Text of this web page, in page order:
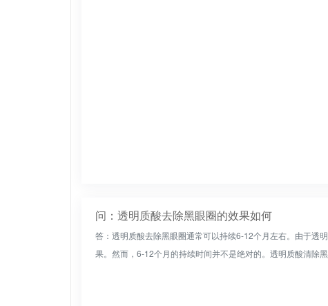
问：透明质酸去除黑眼圈的效果如何
答：透明质酸去除黑眼圈通常可以持续6-12个月左右。由于透
果。然而，6-12个月的持续时间并不是绝对的。透明质酸清除